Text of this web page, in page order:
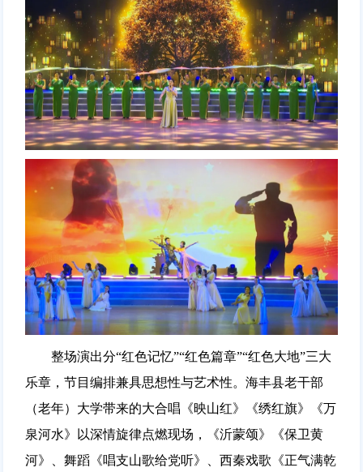
整场演出分“红色记忆”“红色篇章”“红色大地”三大
乐章，节目编排兼具思想性与艺术性。海丰县老干部
（老年）大学带来的大合唱《映山红》《绣红旗》《万
泉河水》以深情旋律点燃现场，《沂蒙颂》《保卫黄
河》、舞蹈《唱支山歌给党听》、西秦戏歌《正气满乾